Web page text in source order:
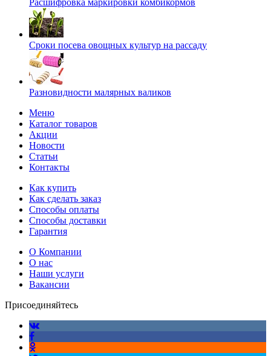
Сроки посева овощных культур на рассаду
Разновидности малярных валиков
Меню
Каталог товаров
Акции
Новости
Статьи
Контакты
Как купить
Как сделать заказ
Способы оплаты
Способы доставки
Гарантия
О Компании
О нас
Наши услуги
Вакансии
Присоединяйтесь